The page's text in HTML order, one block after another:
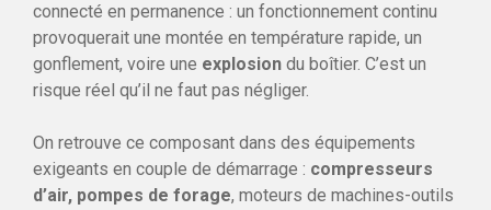
connecté en permanence : un fonctionnement continu
provoquerait une montée en température rapide, un
gonflement, voire une explosion du boîtier. C’est un
risque réel qu’il ne faut pas négliger.
On retrouve ce composant dans des équipements
exigeants en couple de démarrage : compresseurs
d’air, pompes de forage, moteurs de machines-outils